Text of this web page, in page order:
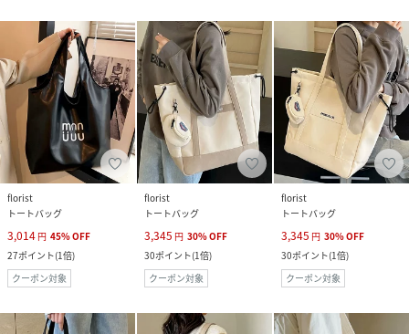
florist
トートバッグ
3,014 円 45%OFF
27ポイント(1倍)
クーポン対象
florist
トートバッグ
3,345 円 30%OFF
30ポイント(1倍)
クーポン対象
florist
トートバッグ
3,345 円 30%OFF
30ポイント(1倍)
クーポン対象